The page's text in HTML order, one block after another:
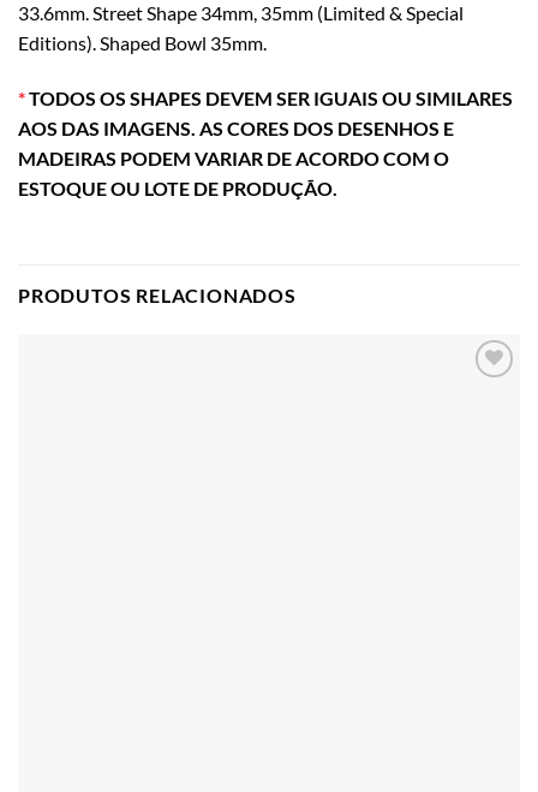
33.6mm. Street Shape 34mm, 35mm (Limited & Special
Editions). Shaped Bowl 35mm.
*TODOS OS SHAPES DEVEM SER IGUAIS OU SIMILARES
AOS DAS IMAGENS. AS CORES DOS DESENHOS E
MADEIRAS PODEM VARIAR DE ACORDO COM O
ESTOQUE OU LOTE DE PRODUÇÃO.
PRODUTOS RELACIONADOS